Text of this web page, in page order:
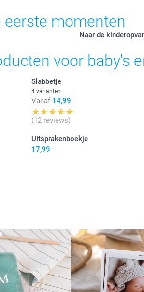
eerste momenten
Naar de
voor baby's
Slabbetje
4 varianten
Vanaf 14,99
(12 reviews)
Uitsprakenboekje
17,99